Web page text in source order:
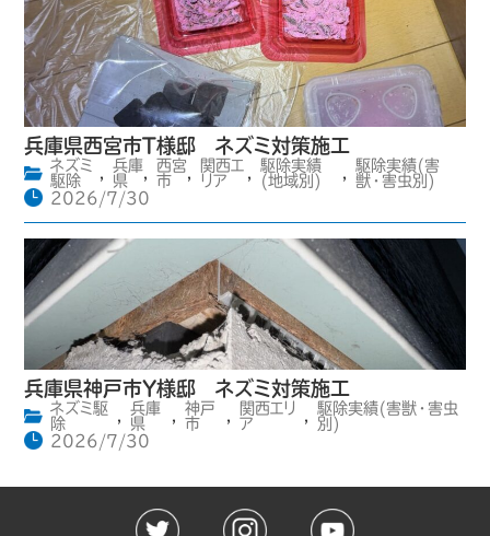
兵庫県西宮市T様邸 ネズミ対策施工
ネズミ
駆除
,
兵庫
県
,
西宮
市
,
関西エ
リア
,
駆除実績
(地域別)
,
駆除実績(害
獣・害虫別)
2026/7/30
兵庫県神戸市Y様邸 ネズミ対策施工
ネズミ駆
除
,
兵庫
県
,
神戸
市
,
関西エリ
ア
,
駆除実績(害獣・害虫
別)
2026/7/30